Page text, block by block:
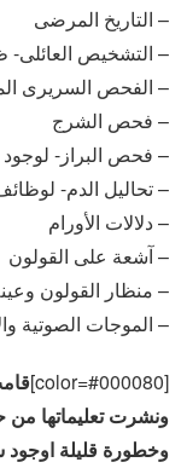
– التاريخ المرضى
– التشخيص
– الفحص السريرى
– فحص الشرج
– فحص البراز- لوجود
– تحاليل الدم-
– دلالات الأورام
– آشعة على القولون
– منظار القولون
– الموجات الصوتية
[color=#000080]
ونشرت تعليماتها
وخطورة قليلة